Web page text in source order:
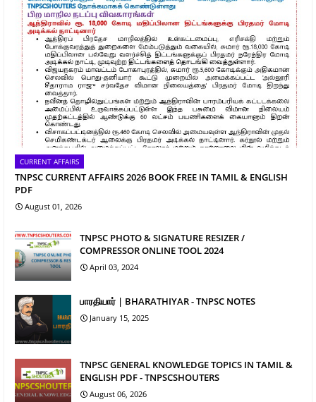
CURRENT AFFAIRS
TNPSC CURRENT AFFAIRS 2026 BOOK FREE IN TAMIL & ENGLISH
PDF
August 01, 2026
TNPSC PHOTO & SIGNATURE RESIZER /
COMPRESSOR ONLINE TOOL 2024
April 03, 2024
பாரதியார் | BHARATHIYAR - TNPSC NOTES
January 15, 2025
TNPSC GENERAL KNOWLEDGE TOPICS IN TAMIL &
ENGLISH PDF - TNPSCSHOUTERS
August 06, 2026